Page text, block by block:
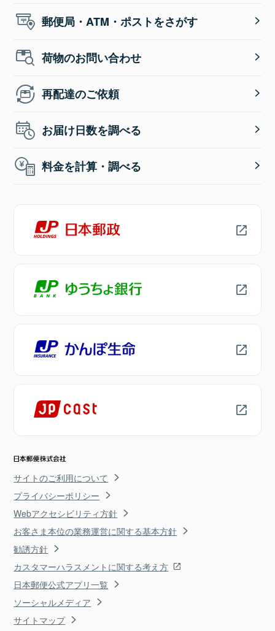
郵便局・ATM・ポストをさがす
荷物のお問い合わせ
再配達のご依頼
お届け日数を調べる
料金を計算・調べる
サイトのご利用について
プライバシーポリシー
Webアクセシビリティ方針
お客さま本位の業務運営に関する基本方針
勧誘方針
カスタマーハラスメントに関する考え方
日本郵便公式アプリ一覧
ソーシャルメディア
サイトマップ